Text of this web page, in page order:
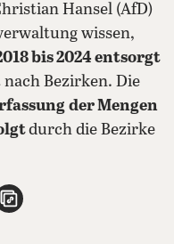
Hansel (AfD)
wissen,
bis 2024 entsorgt
Bezirken. Die
der Mengen
durch die Bezirke
teilen
E-Mail teilen